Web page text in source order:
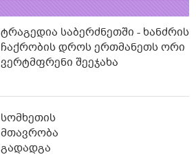
ტრაგედია საბერძნეთში - ხანძრის
ჩაქრობის დროს ერთმანეთს ორი
ვერტმფრენი შეეჯახა
სომხეთის
მთავრობა
გადადგა